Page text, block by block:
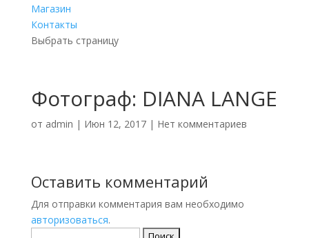
Магазин
Контакты
Выбрать страницу
Фотограф: DIANA LANGE
от admin | Июн 12, 2017| Нет комментариев
Оставить комментарий
Для отправки комментария вам необходимо
авторизоваться.